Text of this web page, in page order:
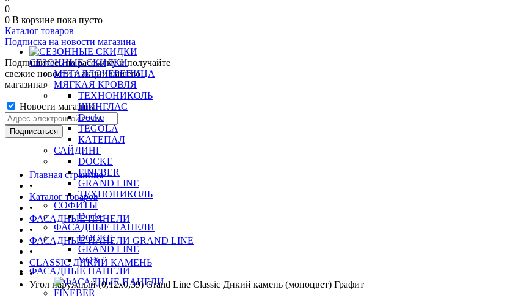
0
0 В корзине пока пусто
Каталог товаров
СЕЗОННЫЕ СКИДКИ
МЕТАЛЛОЧЕРЕПИЦА
МЯГКАЯ КРОВЛЯ
ТЕХНОНИКОЛЬ
ШИНГЛАС
Docke
TEGOLA
КАТЕПАЛ
САЙДИНГ
DOCKE
FINEBER
GRAND LINE
ТЕХНОНИКОЛЬ
СОФИТЫ
Docke
ФАСАДНЫЕ ПАНЕЛИ
DOCKE
GRAND LINE
VOX
ФАСАДНЫЕ ПАНЕЛИ
Подписка на новости магазина
Подпишитесь на рассылку и получайте
свежие новости и акции нашего
магазина.
Новости магазина
Главная страница
•
Каталог товаров
•
ФАСАДНЫЕ ПАНЕЛИ
•
ФАСАДНЫЕ ПАНЕЛИ GRAND LINE
•
CLASSIC ДИКИЙ КАМЕНЬ
•
Угол наружный (0,12х0,39) Grand Line Classic Дикий камень (моноцвет) Графит